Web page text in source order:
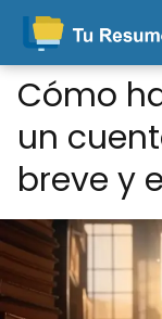
Cómo
un
breve y